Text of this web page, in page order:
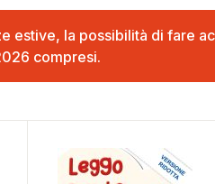
estive, la possibilità di fare
compresi.